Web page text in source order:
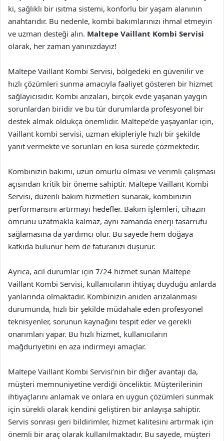
ki, sağlıklı bir ısıtma sistemi, konforlu bir yaşam alanının
anahtarıdır. Bu nedenle, kombi bakımlarınızı ihmal etmeyin
ve uzman desteği alın. Maltepe Vaillant Kombi Servisi
olarak, her zaman yanınızdayız!
Maltepe Vaillant Kombi Servisi, bölgedeki en güvenilir ve
hızlı çözümleri sunma amacıyla faaliyet gösteren bir hizmet
sağlayıcısıdır. Kombi arızaları, birçok evde yaşanan yaygın
sorunlardan biridir ve bu tür durumlarda profesyonel bir
destek almak oldukça önemlidir. Maltepe’de yaşayanlar için,
Vaillant kombi servisi, uzman ekipleriyle hızlı bir şekilde
yanıt vermekte ve sorunları en kısa sürede çözmektedir.
Kombinizin bakımı, uzun ömürlü olması ve verimli çalışması
açısından kritik bir öneme sahiptir. Maltepe Vaillant Kombi
Servisi, düzenli bakım hizmetleri sunarak, kombinizin
performansını artırmayı hedefler. Bakım işlemleri, cihazın
ömrünü uzatmakla kalmaz, aynı zamanda enerji tasarrufu
sağlamasına da yardımcı olur. Bu sayede hem doğaya
katkıda bulunur hem de faturanızı düşürür.
Ayrıca, acil durumlar için 7/24 hizmet sunan Maltepe
Vaillant Kombi Servisi, kullanıcıların ihtiyaç duyduğu anlarda
yanlarında olmaktadır. Kombinizin aniden arızalanması
durumunda, hızlı bir şekilde müdahale eden profesyonel
teknisyenler, sorunun kaynağını tespit eder ve gerekli
onarımları yapar. Bu hızlı hizmet, kullanıcıların
mağduriyetini en aza indirmeyi amaçlar.
Maltepe Vaillant Kombi Servisi’nin bir diğer avantajı da,
müşteri memnuniyetine verdiği önceliktir. Müşterilerinin
ihtiyaçlarını anlamak ve onlara en uygun çözümleri sunmak
için sürekli olarak kendini geliştiren bir anlayışa sahiptir.
Servis sonrası geri bildirimler, hizmet kalitesini artırmak için
önemli bir araç olarak kullanılmaktadır. Bu sayede, müşteri